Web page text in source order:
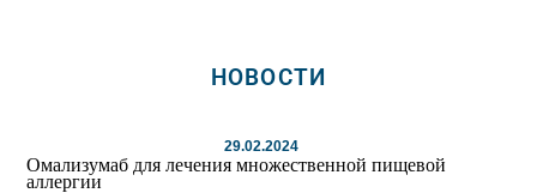
НОВОСТИ
29.02.2024
Омализумаб для лечения множественной пищевой
аллергии